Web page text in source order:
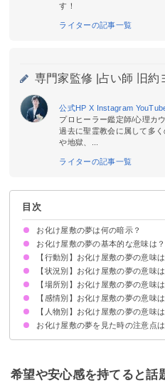
す！
ライターの記事一覧
専門家監修 | 占い師 旧約
公式HP X Instagram
プロヒーラー鑑定師/心理カ
過去に聖霊教会に属して多
や地獄、...
ライターの記事一覧
目次
お化け屋敷の夢は何の暗示？
お化け屋敷の夢の基本的な意味は？
運気の低下を暗示
状況によって意味が決まる
【行動別】お化け屋敷の夢の意味は
お化け屋敷に入る夢【警告夢】
お化け屋敷から引き返す夢【警告夢
お化け屋敷を作る夢【凶夢】
お化け屋敷から脱出する夢【吉夢】
お化け屋敷でお化け役をする夢【
お化け屋敷で逃げる夢【凶夢】
お化け屋敷に引っ越す夢【凶夢】
【状況別】お化け屋敷の夢の意味は
お化け屋敷で追いかけられる夢【凶
お化け屋敷で閉じ込められる夢【凶
お化け屋敷で落ちる夢【凶夢】
お化け屋敷でデートする夢【願望夢
お化け屋敷でゾンビが出てくる夢【
【場所別】お化け屋敷の夢の意味は
文化祭のお化け屋敷の夢【吉夢・凶
遊園地のお化け屋敷の夢【警告夢】
廃墟のお化け屋敷の夢【凶夢】
【感情別】お化け屋敷の夢の意味は
お化け屋敷が怖くない夢【吉夢】
お化け屋敷が怖い夢【警告夢】
お化け屋敷で驚く夢【吉夢・凶夢】
【人物別】お化け屋敷の夢の意味は
友達とお化け屋敷に入る夢【凶夢】
家族とお化け屋敷に入る夢【凶夢】
恋人とお化け屋敷に入る夢【警告夢
好きな人とお化け屋敷に入る夢【警
異性とお化け屋敷に入る夢【凶夢】
お化け屋敷の夢を見た時の注意点は
十分な休息を取る
吉夢なら話さず警告夢や凶夢は人
希望や安心感を持てると話